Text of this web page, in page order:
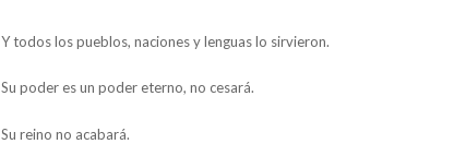
Y todos los pueblos, naciones y lenguas lo sirvieron.
Su poder es un poder eterno, no cesará.
Su reino no acabará.